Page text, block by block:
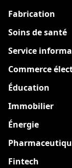
Fabrication
Soins de santé
Service
Commerce
Éducation
Immobilier
Énergie
Fintech